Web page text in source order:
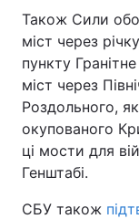
Також Сили
міст через
пункту
міст через
Роздольного,
окупованого
ці мости для
Генштабі.
СБУ також